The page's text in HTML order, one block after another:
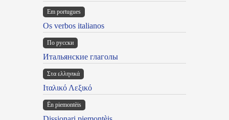
Em portugues
Os verbos italianos
По русски
Итальянские глаголы
Στα ελληνικά
Ιταλικό Λεξικό
Ën piemontèis